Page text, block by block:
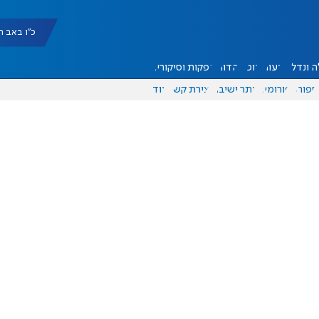
כ"ו באב
ונדל"ן דעות אוכל יהדות הפקות וסיקורים
ספורט פורומים אתר ישיבה יצירת קשר עוד